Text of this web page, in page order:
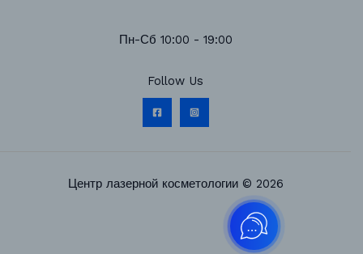
Пн-Сб 10:00 - 19:00
Follow Us
Центр лазерной косметологии © 2026